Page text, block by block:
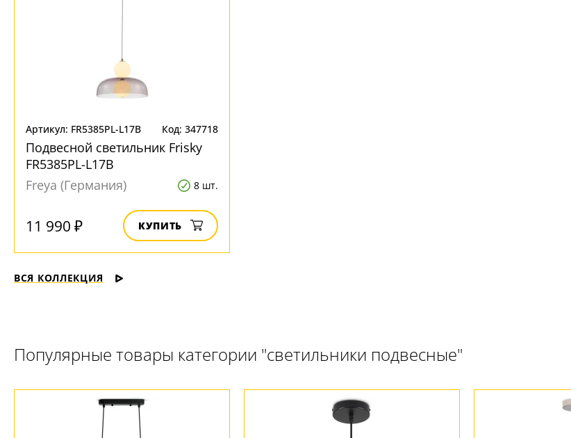
Артикул: FR5385PL-L17B Код: 347718
Подвесной светильник Frisky
FR5385PL-L17B
Freya (Германия)
8 шт.
11 990 ₽ КУПИТЬ
ВСЯ КОЛЛЕКЦИЯ
Популярные товары категории "светильники подвесные"